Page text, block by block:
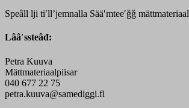
Speâll lji tiʹllʼjemnalla Sääʹmteeʹǧǧ mättmateriaal
Lââʹssteâđ:
Petra Kuuva
Mättmateriaalpiisar
040 677 22 75
petra.kuuva@samediggi.fi